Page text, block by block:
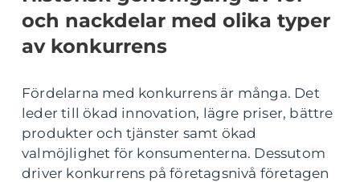
och nackdelar med olika typer
av konkurrens
Fördelarna med konkurrens är många. Det
leder till ökad innovation, lägre priser, bättre
produkter och tjänster samt ökad
valmöjlighet för konsumenterna. Dessutom
driver konkurrens på företagsnivå företagen